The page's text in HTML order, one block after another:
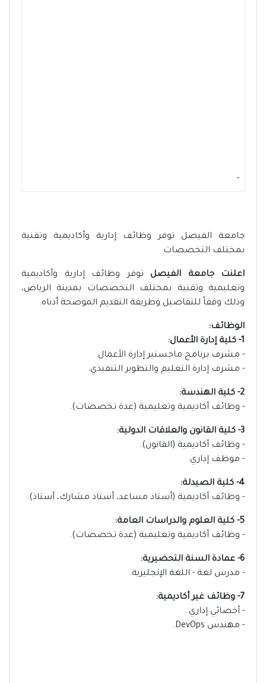
-
جامعة الفيصل توفر وظائف إدارية وأكاديمية وتقنية
بمختلف التخصصات
اعلنت جامعة الفيصل توفر وظائف إدارية وأكاديمية
وتعليمية وتقنية بمختلف التخصصات بمدينة الرياض،
وذلك وفقاً للتفاصيل وطريقة التقديم الموضحة أدناه.
الوظائف:
1- كلية إدارة الأعمال:
- مشرف برنامج ماجستير إدارة الأعمال.
- مشرف إدارة التعليم والتطوير التنفيذي.
2- كلية الهندسة:
- وظائف أكاديمية وتعليمية (عدة تخصصات).
3- كلية القانون والعلاقات الدولية:
- وظائف أكاديمية (القانون).
- موظف إداري.
4- كلية الصيدلة:
- وظائف أكاديمية (أستاذ مساعد، أستاذ مشارك، أستاذ).
5- كلية العلوم والدراسات العامة:
- وظائف أكاديمية وتعليمية (عدة تخصصات).
6- عمادة السنة التحضيرية:
- مدرس لغة - اللغة الإنجليزية.
7- وظائف غير أكاديمية:
- أخصائي إداري.
- مهندس DevOps.